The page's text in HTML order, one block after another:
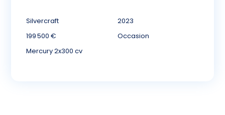
Silvercraft
2023
199 500 €
Occasion
Mercury 2x300 cv